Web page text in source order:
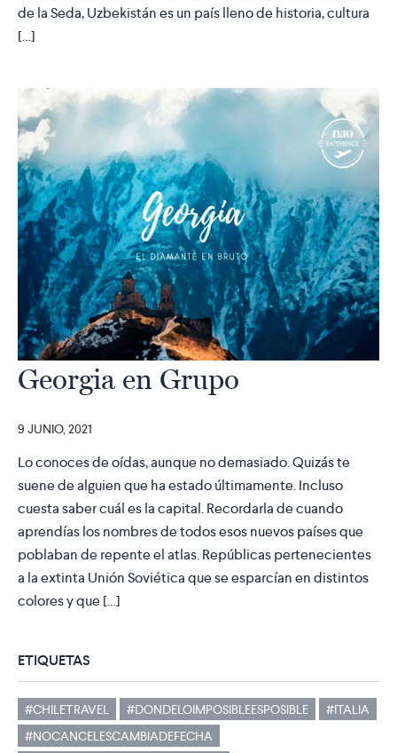
de la Seda, Uzbekistán es un país lleno de historia, cultura
[…]
Georgia en Grupo
9 JUNIO, 2021
Lo conoces de oídas, aunque no demasiado. Quizás te
suene de alguien que ha estado últimamente. Incluso
cuesta saber cuál es la capital. Recordarla de cuando
aprendías los nombres de todos esos nuevos países que
poblaban de repente el atlas. Repúblicas pertenecientes
a la extinta Unión Soviética que se esparcían en distintos
colores y que […]
ETIQUETAS
#CHILETRAVEL #DONDELOIMPOSIBLEESPOSIBLE
#ITALIA
#NOCANCELESCAMBIADEFECHA